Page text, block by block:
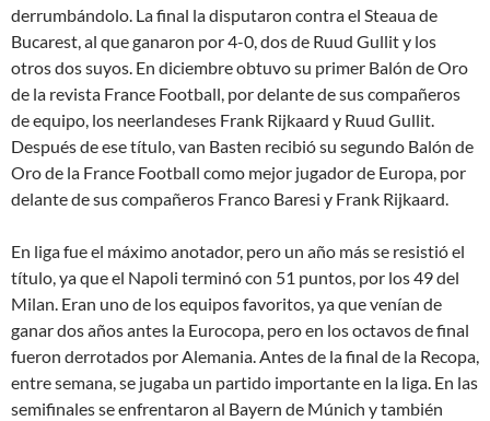
derrumbándolo. La final la disputaron contra el Steaua de
Bucarest, al que ganaron por 4-0, dos de Ruud Gullit y los
otros dos suyos. En diciembre obtuvo su primer Balón de Oro
de la revista France Football, por delante de sus compañeros
de equipo, los neerlandeses Frank Rijkaard y Ruud Gullit.
Después de ese título, van Basten recibió su segundo Balón de
Oro de la France Football como mejor jugador de Europa, por
delante de sus compañeros Franco Baresi y Frank Rijkaard.
En liga fue el máximo anotador, pero un año más se resistió el
título, ya que el Napoli terminó con 51 puntos, por los 49 del
Milan. Eran uno de los equipos favoritos, ya que venían de
ganar dos años antes la Eurocopa, pero en los octavos de final
fueron derrotados por Alemania. Antes de la final de la Recopa,
entre semana, se jugaba un partido importante en la liga. En las
semifinales se enfrentaron al Bayern de Múnich y también